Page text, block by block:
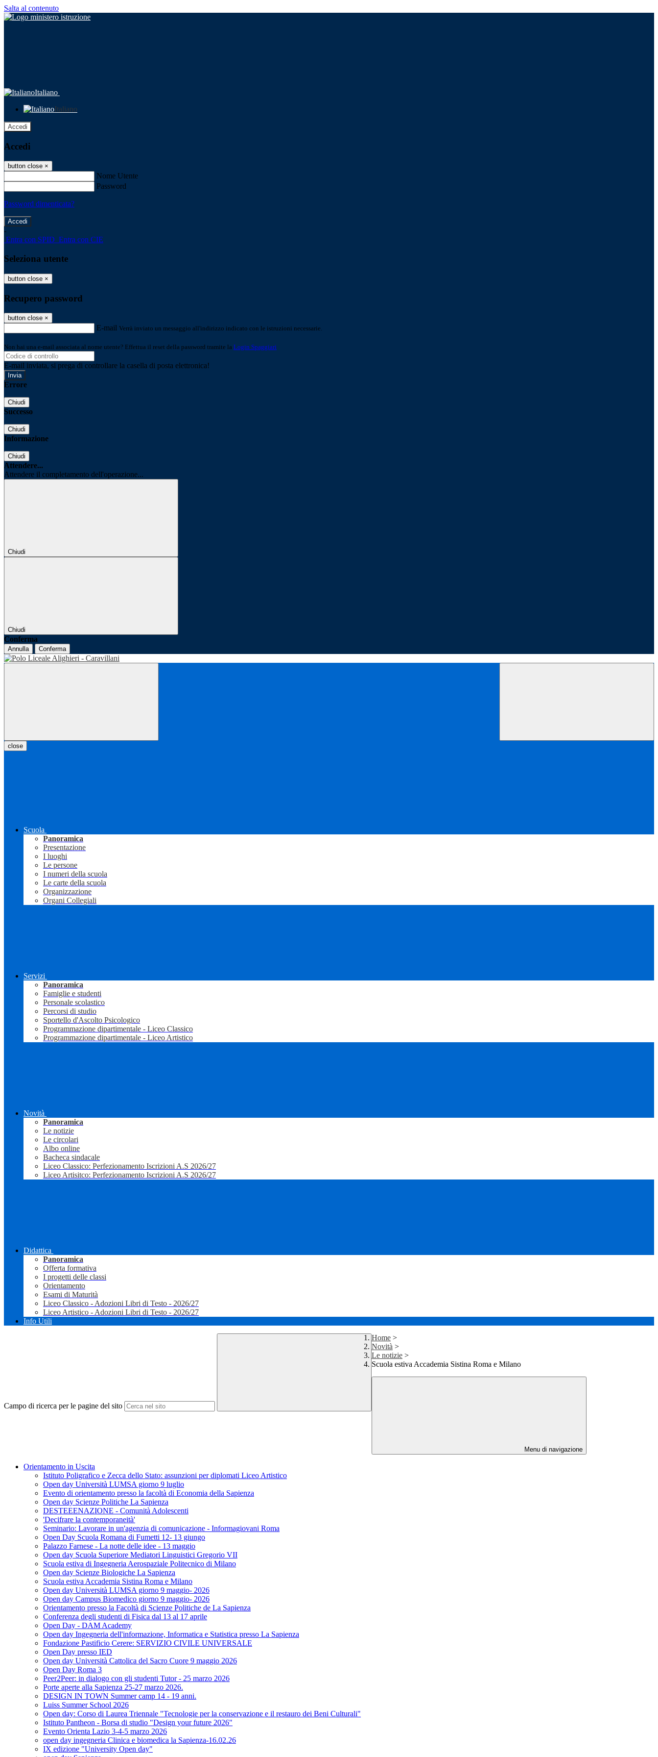
Salta al contenuto
Italiano
Italiano
Accedi
Accedi
button close ×
Nome Utente
Password
Password dimenticata?
-
Entra con SPID Entra con CIE
Seleziona utente
button close ×
Recupero password
button close ×
E-mail Verrà inviato un messaggio all'indirizzo indicato con le istruzioni necessarie.
Non hai una e-mail associata al nome utente? Effettua il reset della password tramite la Login Spaggiari
E-mail inviata, si prega di controllare la casella di posta elettronica!
Errore
Chiudi
Successo
Chiudi
Informazione
Chiudi
Attendere...
Attendere il completamento dell'operazione...
Chiudi
Chiudi
Conferma
Annulla Conferma
close
Scuola
Panoramica
Presentazione
I luoghi
Le persone
I numeri della scuola
Le carte della scuola
Organizzazione
Organi Collegiali
Servizi
Panoramica
Famiglie e studenti
Personale scolastico
Percorsi di studio
Sportello d'Ascolto Psicologico
Programmazione dipartimentale - Liceo Classico
Programmazione dipartimentale - Liceo Artistico
Novità
Panoramica
Le notizie
Le circolari
Albo online
Bacheca sindacale
Liceo Classico: Perfezionamento Iscrizioni A.S 2026/27
Liceo Artisitco: Perfezionamento Iscrizioni A.S 2026/27
Didattica
Panoramica
Offerta formativa
I progetti delle classi
Orientamento
Esami di Maturità
Liceo Classico - Adozioni Libri di Testo - 2026/27
Liceo Artistico - Adozioni Libri di Testo - 2026/27
Info Utili
Campo di ricerca per le pagine del sito
Home >
Novità >
Le notizie >
Scuola estiva Accademia Sistina Roma e Milano
Menu di navigazione
Orientamento in Uscita
Istituto Poligrafico e Zecca dello Stato: assunzioni per diplomati Liceo Artistico
Open day Università LUMSA giorno 9 luglio
Evento di orientamento presso la facoltà di Economia della Sapienza
Open day Scienze Politiche La Sapienza
DESTEEENAZIONE - Comunità Adolescenti
'Decifrare la contemporaneità'
Seminario: Lavorare in un'agenzia di comunicazione - Informagiovani Roma
Open Day Scuola Romana di Fumetti 12- 13 giungo
Palazzo Farnese - La notte delle idee - 13 maggio
Open day Scuola Superiore Mediatori Linguistici Gregorio VII
Scuola estiva di Ingegneria Aerospaziale Politecnico di Milano
Open day Scienze Biologiche La Sapienza
Scuola estiva Accademia Sistina Roma e Milano
Open day Università LUMSA giorno 9 maggio- 2026
Open day Campus Biomedico giorno 9 maggio- 2026
Orientamento presso la Facoltà di Scienze Politiche de La Sapienza
Conferenza degli studenti di Fisica dal 13 al 17 aprile
Open Day - DAM Academy
Open day Ingegneria dell'informazione, Informatica e Statistica presso La Sapienza
Fondazione Pastificio Cerere: SERVIZIO CIVILE UNIVERSALE
Open Day presso IED
Open day Università Cattolica del Sacro Cuore 9 maggio 2026
Open Day Roma 3
Peer2Peer: in dialogo con gli studenti Tutor - 25 marzo 2026
Porte aperte alla Sapienza 25-27 marzo 2026.
DESIGN IN TOWN Summer camp 14 - 19 anni.
Luiss Summer School 2026
Open day: Corso di Laurea Triennale "Tecnologie per la conservazione e il restauro dei Beni Culturali"
Istituto Pantheon - Borsa di studio "Design your future 2026"
Evento Orienta Lazio 3-4-5 marzo 2026
open day ingegneria Clinica e biomedica la Sapienza-16.02.26
IX edizione "University Open day"